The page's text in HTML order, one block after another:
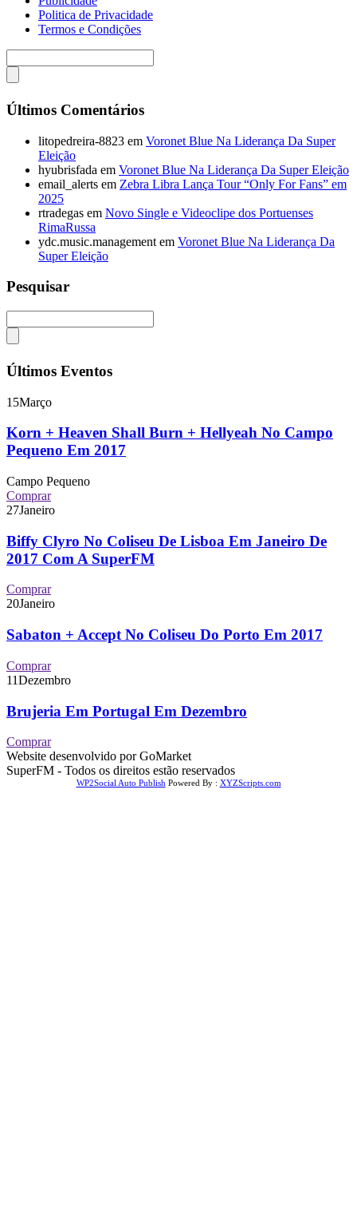
Politica de Privacidade
Termos e Condições
Últimos Comentários
litopedreira-8823 em Voronet Blue Na Liderança Da Super
Eleição
hyubrisfada em Voronet Blue Na Liderança Da Super Eleição
email_alerts em Zebra Libra Lança Tour “Only For Fans” em
2025
rtradegas em Novo Single e Videoclipe dos Portuenses
RimaRussa
ydc.music.management em Voronet Blue Na Liderança Da
Super Eleição
Pesquisar
Últimos Eventos
15Março
Korn + Heaven Shall Burn + Hellyeah No Campo
Pequeno Em 2017
Campo Pequeno
Comprar
27Janeiro
Biffy Clyro No Coliseu De Lisboa Em Janeiro De
2017 Com A SuperFM
Comprar
20Janeiro
Sabaton + Accept No Coliseu Do Porto Em 2017
Comprar
11Dezembro
Brujeria Em Portugal Em Dezembro
Comprar
Website desenvolvido por GoMarket
SuperFM - Todos os direitos estão reservados
WP2Social Auto Publish Powered By : XYZScripts.com